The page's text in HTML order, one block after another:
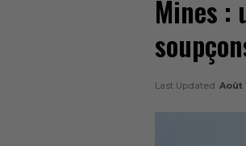
Mines :
Last Updated Août